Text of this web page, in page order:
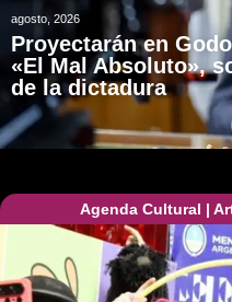
agosto, 2026
Proyectarán en
«El Mal Absoluto»,
de la dictadura
Agenda Cultural |